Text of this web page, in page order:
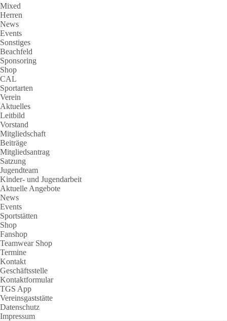
Mixed
Herren
News
Events
Sonstiges
Beachfeld
Sponsoring
Shop
CAL
Sportarten
Verein
Aktuelles
Leitbild
Vorstand
Mitgliedschaft
Beiträge
Mitgliedsantrag
Satzung
Jugendteam
Kinder- und Jugendarbeit
Aktuelle Angebote
News
Events
Sportstätten
Shop
Fanshop
Teamwear Shop
Termine
Kontakt
Geschäftsstelle
Kontaktformular
TGS App
Vereinsgaststätte
Datenschutz
Impressum